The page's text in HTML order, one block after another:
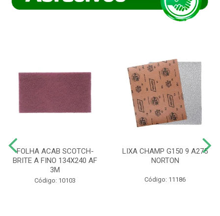
FOLHA ACAB SCOTCH-
BRITE A FINO 134X240 AF
3M
Código: 10103
LIXA CHAMP G150 9 A275
NORTON
Código: 11186